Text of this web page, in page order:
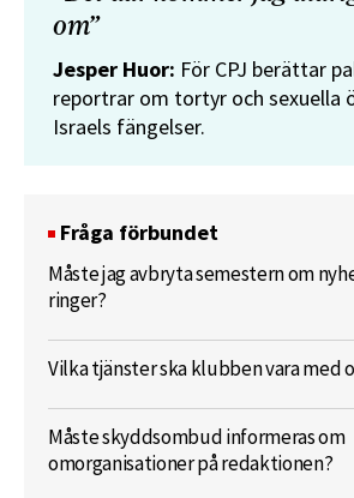
om”
Jesper Huor: För CPJ berättar
reportrar om tortyr och sexuella
Israels fängelser.
Fråga förbundet
Måste jag avbryta semestern om
ringer?
Vilka tjänster ska klubben vara med
Måste skyddsombud informeras om
omorganisationer på redaktionen?